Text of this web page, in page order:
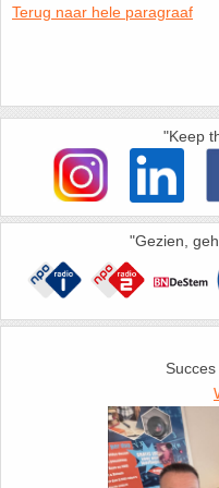
Terug naar hele paragraaf
"Keep
"Gezien,
HAVO 5B - Hoofdstuk 10 -
VWO
(Nog geen toetsen)
19. Omtrek cirkel
20. Oppervlakte cilinder
21. Oppervlakte cirkel
22. Oppervlakte driehoek
23. Oppervlakte kegel
24. Oppervlakte
25. Oppervlakte trapezium